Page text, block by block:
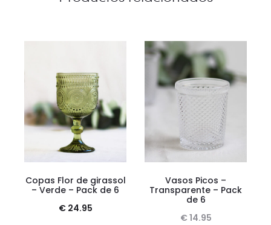
Copas Flor de girassol
– Verde – Pack de 6
€24.95
Vasos Picos –
Transparente – Pack
de 6
€ 14.95